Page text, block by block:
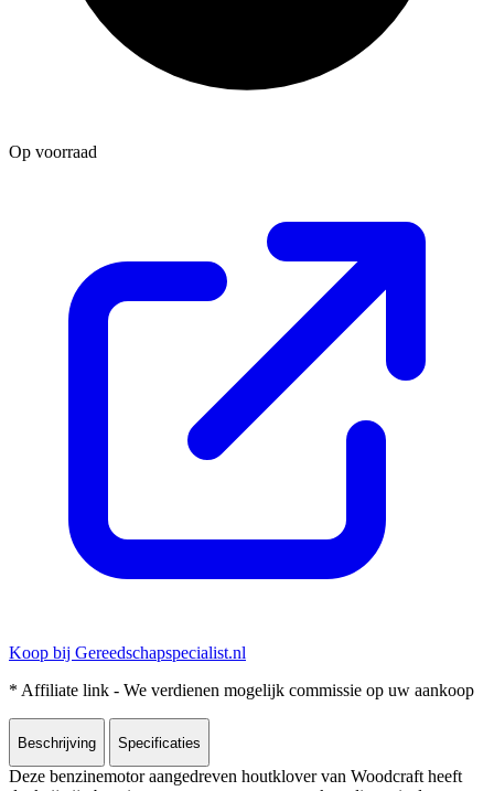
Op voorraad
Koop bij Gereedschapspecialist.nl
* Affiliate link - We verdienen mogelijk commissie op uw aankoop
Beschrijving Specificaties
Deze benzinemotor aangedreven houtklover van Woodcraft heeft